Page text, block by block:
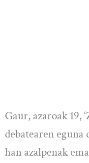
Gaur, azaroak 19,
debatearen eguna
han azalpenak